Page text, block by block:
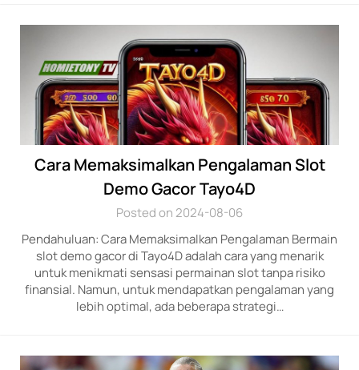
Cara Memaksimalkan Pengalaman Slot
Demo Gacor Tayo4D
Posted on 2024-08-06
Pendahuluan: Cara Memaksimalkan Pengalaman Bermain
slot demo gacor di Tayo4D adalah cara yang menarik
untuk menikmati sensasi permainan slot tanpa risiko
finansial. Namun, untuk mendapatkan pengalaman yang
lebih optimal, ada beberapa strategi…